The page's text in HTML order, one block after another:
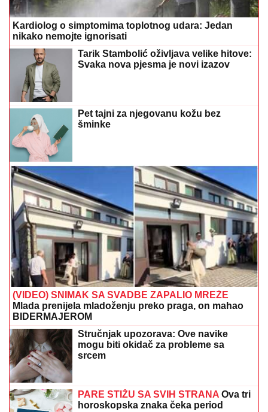
Kardiolog o simptomima toplotnog udara: Jedan
nikako nemojte ignorisati
Tarik Stambolić oživljava velike hitove:
Svaka nova pjesma je novi izazov
Pet tajni za njegovanu kožu bez
šminke
(VIDEO) SNIMAK SA SVADBE ZAPALIO MREŽE
Mlada prenijela mladoženju preko praga, on mahao
BIDERMAJEROM
Stručnjak upozorava: Ove navike
mogu biti okidač za probleme sa
srcem
PARE STIŽU SA SVIH STRANA Ova tri
horoskopska znaka čeka period